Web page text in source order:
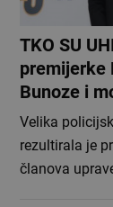
TKO SU
premijerke
Bunoze i
Velika
rezultirala je
članova